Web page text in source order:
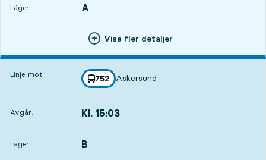
Läge:
LÄGE, A
,
Visa fler detaljer
Linje mot: linje
752
mot
Askersund
,
Avgår: Kl. 15:03
Läge:
LÄGE, B
,